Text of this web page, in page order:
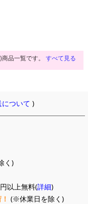
品一覧です。 すべて見る
ついて )
く)
以上無料(詳細)
(※休業日を除く)